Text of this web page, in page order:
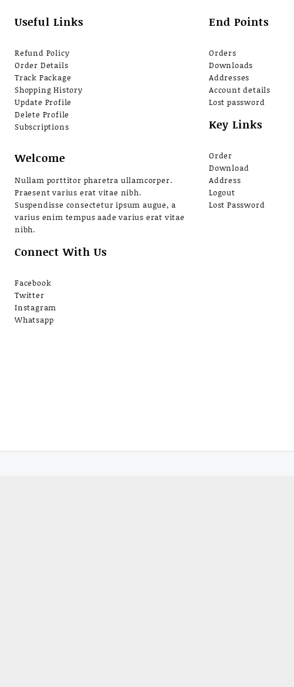
Useful Links
Refund Policy
Order Details
Track Package
Shopping History
Update Profile
Delete Profile
Subscriptions
Welcome
Nullam porttitor pharetra ullamcorper.
Praesent varius erat vitae nibh.
Suspendisse consectetur ipsum augue, a
varius enim tempus aade varius erat vitae
nibh.
Connect With Us
Facebook
Twitter
Instagram
Whatsapp
End Points
Orders
Downloads
Addresses
Account details
Lost password
Key Links
Order
Download
Address
Logout
Lost Password